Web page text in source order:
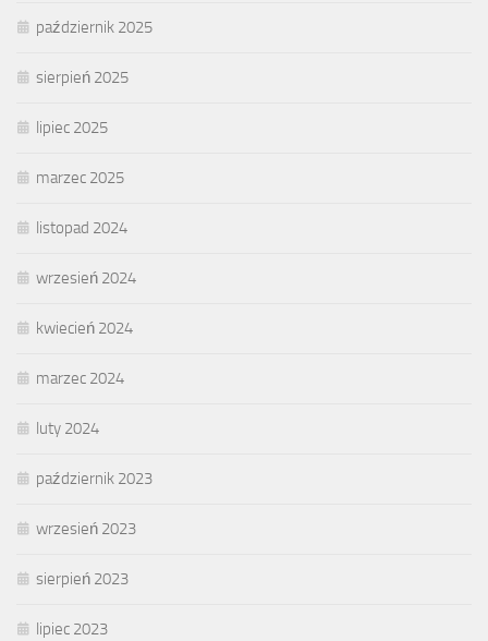
październik 2025
sierpień 2025
lipiec 2025
marzec 2025
listopad 2024
wrzesień 2024
kwiecień 2024
marzec 2024
luty 2024
październik 2023
wrzesień 2023
sierpień 2023
lipiec 2023